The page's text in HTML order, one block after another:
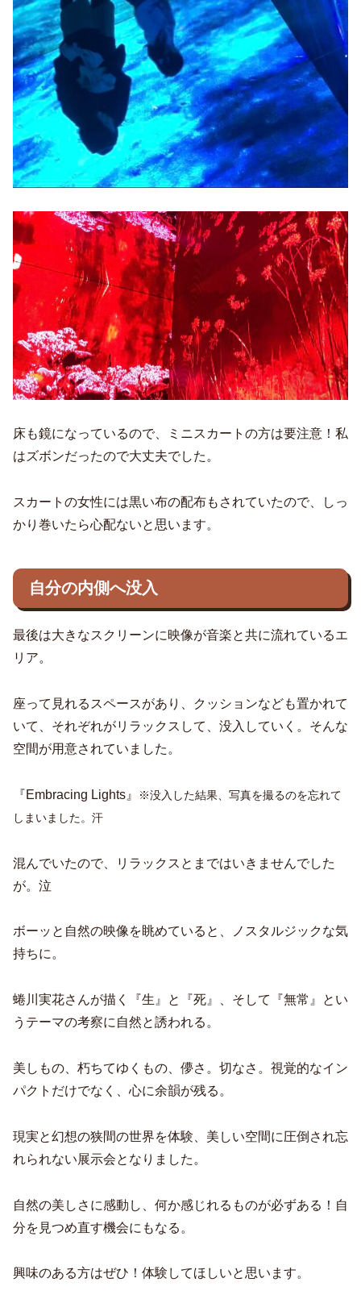
床も鏡になっているので、ミニスカートの方は要注意！私
はズボンだったので大丈夫でした。
スカートの女性には黒い布の配布もされていたので、しっ
かり巻いたら心配ないと思います。
自分の内側へ没入
最後は大きなスクリーンに映像が音楽と共に流れているエ
リア。
座って見れるスペースがあり、クッションなども置かれて
いて、それぞれがリラックスして、没入していく。そんな
空間が用意されていました。
『Embracing Lights』
※没入した結果、写真を撮るのを忘れて
しまいました。汗
混んでいたので、リラックスとまではいきませんでした
が。泣
ボーッと自然の映像を眺めていると、ノスタルジックな気
持ちに。
蜷川実花さんが描く『生』と『死』、そして『無常』とい
うテーマの考察に自然と誘われる。
美しもの、朽ちてゆくもの、儚さ。切なさ。視覚的なイン
パクトだけでなく、心に余韻が残る。
現実と幻想の狭間の世界を体験、美しい空間に圧倒され忘
れられない展示会となりました。
自然の美しさに感動し、何か感じれるものが必ずある！自
分を見つめ直す機会にもなる。
興味のある方はぜひ！体験してほしいと思います。